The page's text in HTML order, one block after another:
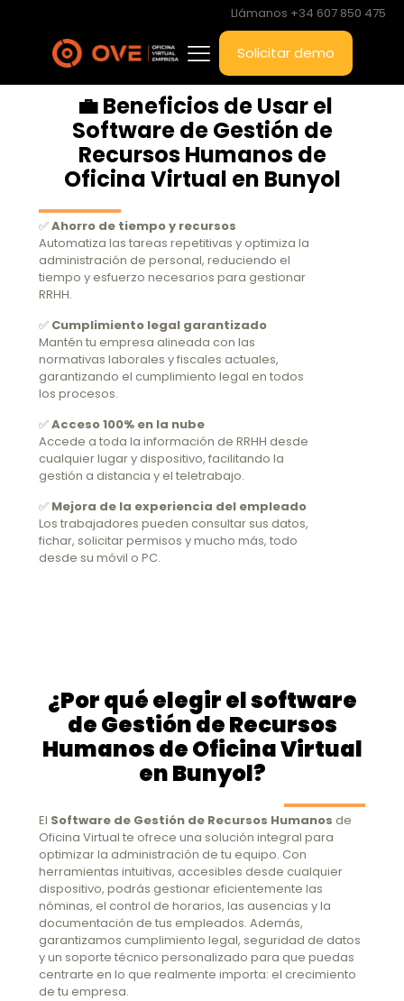
Llámanos +34 607 850 475
Solicitar demo
💼 Beneficios de Usar el
Software de Gestión de
Recursos Humanos de
Oficina Virtual en Bunyol
✅Ahorro de tiempo y recursos
Automatiza las tareas repetitivas y optimiza la
administración de personal, reduciendo el
tiempo y esfuerzo necesarios para gestionar
RRHH.
✅ Cumplimiento legal garantizado
Mantén tu empresa alineada con las
normativas laborales y fiscales actuales,
garantizando el cumplimiento legal en todos
los procesos.
✅Acceso 100% en la nube
Accede a toda la información de RRHH desde
cualquier lugar y dispositivo, facilitando la
gestión a distancia y el teletrabajo.
✅ Mejora de la experiencia del empleado
Los trabajadores pueden consultar sus datos,
fichar, solicitar permisos y mucho más, todo
desde su móvil o PC.
¿Por qué elegir el software
de Gestión de Recursos
Humanos de Oficina Virtual
en Bunyol?
El Software de Gestión de Recursos Humanos de
Oficina Virtual te ofrece una solución integral para
optimizar la administración de tu equipo. Con
herramientas intuitivas, accesibles desde cualquier
dispositivo, podrás gestionar eficientemente las
nóminas, el control de horarios, las ausencias y la
documentación de tus empleados. Además,
garantizamos cumplimiento legal, seguridad de datos
y un soporte técnico personalizado para que puedas
centrarte en lo que realmente importa: el crecimiento
de tu empresa.